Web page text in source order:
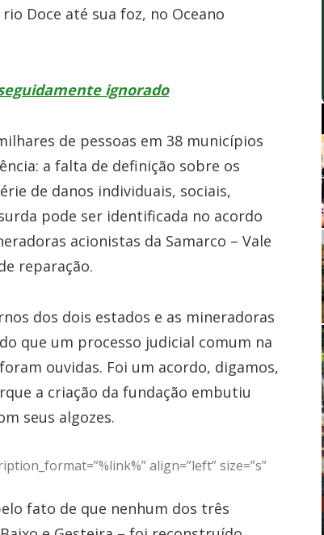
Doce até sua foz, no Oceano
ignorado
de pessoas em 38 municípios
a falta de definição sobre os
de danos individuais, sociais,
pode ser identificada no acordo
acionistas da Samarco – Vale
reparação.
dos dois estados e as mineradoras
que um processo judicial comum na
ouvidas. Foi um acordo, digamos,
a criação da fundação embutiu
seus algozes.
align=”left” size=”s”
fato de que nenhum dos três